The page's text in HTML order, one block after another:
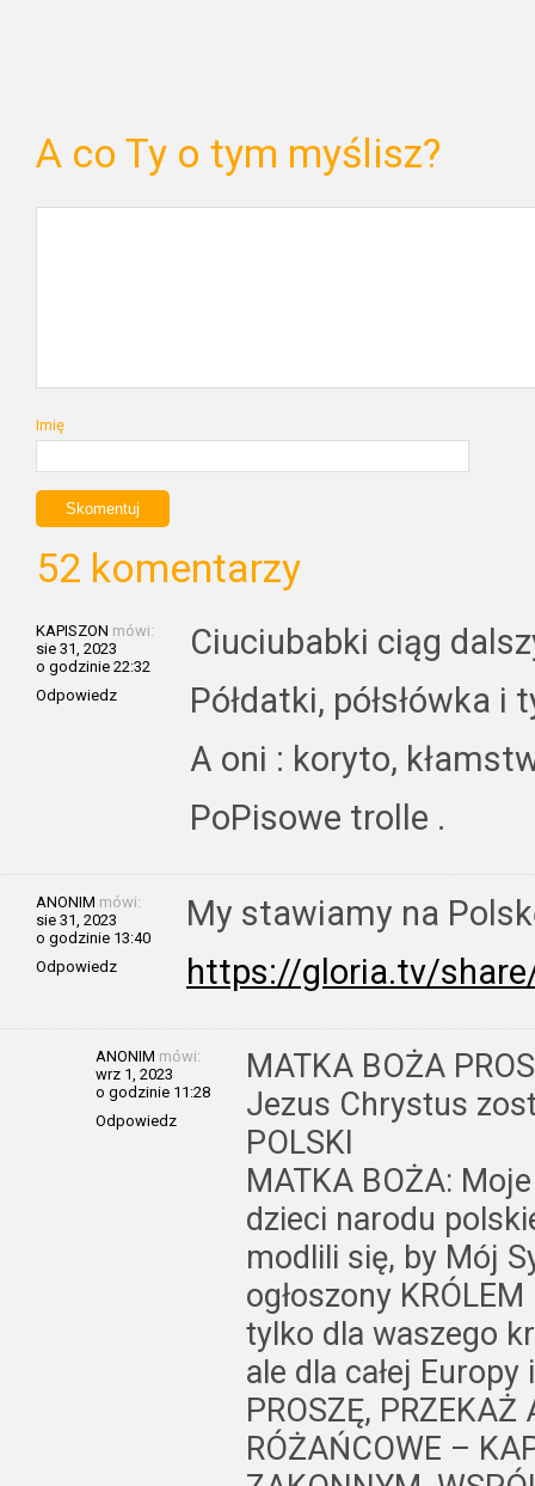
A co Ty o tym myślisz?
Imię
52 komentarzy
KAPISZON mówi:
sie 31, 2023
o godzinie 22:32
Odpowiedz
Ciuciubabki ciąg
Półdatki, półsłówka i
A oni : koryto,
PoPisowe trolle .
ANONIM mówi:
sie 31, 2023
o godzinie 13:40
Odpowiedz
My stawiamy na
https://gloria.tv/share/
ANONIM mówi:
wrz 1, 2023
o godzinie 11:28
Odpowiedz
MATKA BOŻA
Jezus Chrystus
POLSKI
MATKA BOŻA:
dzieci narodu
modlili się, by Mój
ogłoszony
tylko dla waszego
ale dla całej
PROSZĘ, PRZEKAŻ
RÓŻAŃCOWE –